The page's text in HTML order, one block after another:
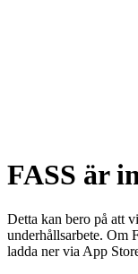
FASS är
Detta kan bero på att
underhållsarbete. Om
ladda ner via App